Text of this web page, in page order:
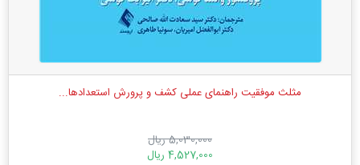
مثلث موفقیت راهنمای عملی کشف و پرورش استعدادها...
5,030,000 ریال
4,527,000 ریال